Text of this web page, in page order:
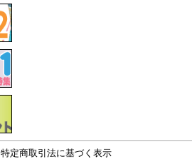
特定商取引法に基づく表示